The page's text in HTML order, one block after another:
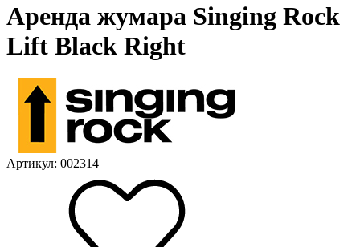
Аренда жумара Singing Rock
Lift Black Right
Артикул: 002314